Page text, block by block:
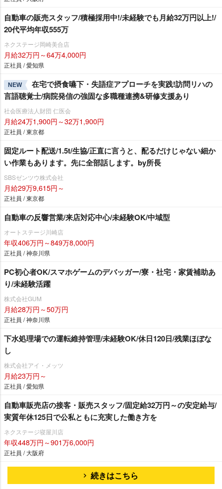
自動車の販売スタッフ/積極採用中!/未経験でも月給32万円以上!/
20代平均年収555万
ネクステージ岡崎美合店
月給32万円～64万4,000円
正社員 / 愛知県
NEW
在宅で摂食嚥下・失語症アプローチを実践!訪問リハの
言語聴覚士/病院発信の強固な多職種連携&研修支援あり
社会医療法人財団 仁医会
月給24万1,900円～32万1,900円
正社員 / 東京都
固定ルート配送/1.5t/生協/正直に言うと、配るだけじゃない細か
い作業もあります。先に全部話します。by所長
SBSゼンツウ株式会社
月給29万9,615円～
正社員 / 東京都
自動車の反響営業/来店対応中心/未経験OK/中域型
オートステージ川崎店
年収406万円～849万8,000円
正社員 / 神奈川県
PC初心者OK/スマホゲームのデバッガー/寮・社宅・家賃補助あ
り/未経験活躍
株式会社GUM
月給28万円～50万円
正社員 / 神奈川県
下水処理場での運転維持管理/未経験OK/休日120日/残業ほぼな
し
株式会社アイ・メッツ
月給23万円～
正社員 / 愛知県
自動車販売店の接客・販売スタッフ/固定給32万円～の安定給与/
実質年休125日で公私ともに充実した働き方を
ネクステージ寝屋川店
年収448万円～901万6,000円
正社員 / 大阪府
続きはこちら